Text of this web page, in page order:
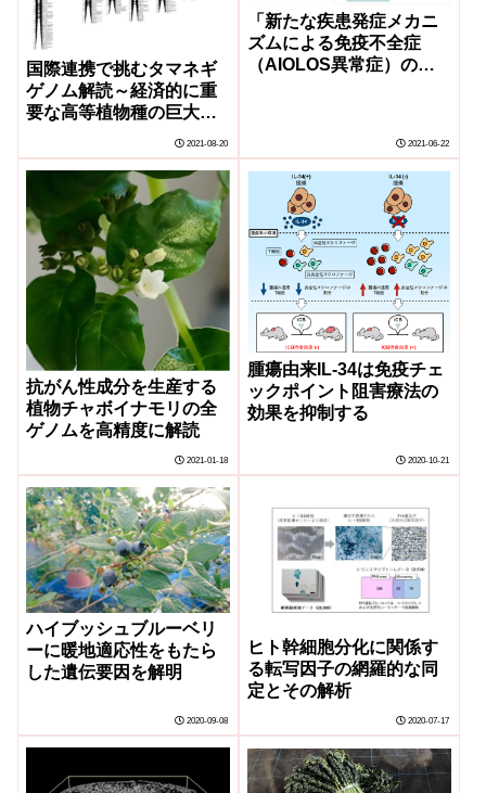
国際連携で挑むタマネギ
ゲノム解読～経済的に重
要な高等植物種の巨大な
ゲノムを読み解く～ 2021-08-20
「新たな疾患発症メカニ
ズムによる免疫不全症
（AIOLOS異常症）の発
2021-06-22
抗がん性成分を生産する
植物チャボイナモリの全
ゲノムを高精度に解読
2021-01-18
腫瘍由来IL-34は免疫チェ
ックポイント阻害療法の
効果を抑制する
2020-10-21
ハイブッシュブルーベリ
ーに暖地適応性をもたら
した遺伝要因を解明
2020-09-08
ヒト幹細胞分化に関係す
る転写因子の網羅的な同
定とその解析
2020-07-17